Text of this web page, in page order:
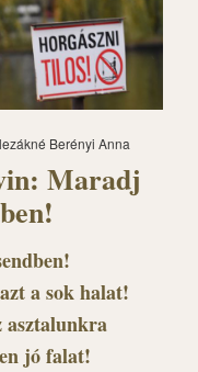
Berényi Anna
Maradj
a sok halat!
asztalunkra
jó falat!